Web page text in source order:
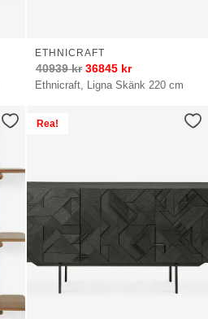
Ethnicraft, Ligna Skänk 220 cm
ETHNICRAFT
40939kr 36845 kr
Rea!